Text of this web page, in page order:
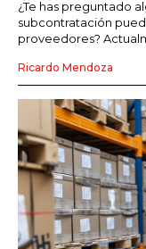
¿Te has preguntado
subcontratación
proveedores?
Ricardo Mendoza